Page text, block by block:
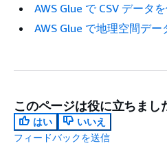
AWS Glue で CSV データ
AWS Glue で地理空間デー
このページは役に立ちまし
はい
いいえ
フィードバックを送信